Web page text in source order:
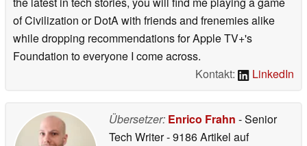
of Civilization or DotA with friends and frenemies alike
while dropping recommendations for Apple TV+'s
Foundation to everyone I come across.
Kontakt:
LinkedIn
Übersetzer: Enrico Frahn - Senior
Tech Writer- 9186 Artikel auf